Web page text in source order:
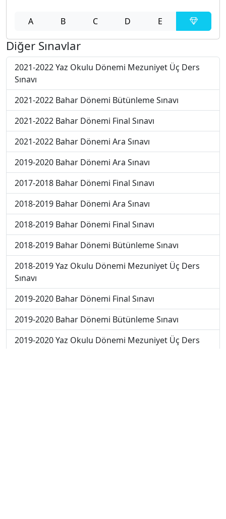
A B C D E
Diğer Sınavlar
2021-2022 Yaz Okulu Dönemi Mezuniyet Üç Ders
Sınavı
2021-2022 Bahar Dönemi Bütünleme Sınavı
2021-2022 Bahar Dönemi Final Sınavı
2021-2022 Bahar Dönemi Ara Sınavı
2019-2020 Bahar Dönemi Ara Sınavı
2017-2018 Bahar Dönemi Final Sınavı
2018-2019 Bahar Dönemi Ara Sınavı
2018-2019 Bahar Dönemi Final Sınavı
2018-2019 Bahar Dönemi Bütünleme Sınavı
2018-2019 Yaz Okulu Dönemi Mezuniyet Üç Ders
Sınavı
2019-2020 Bahar Dönemi Final Sınavı
2019-2020 Bahar Dönemi Bütünleme Sınavı
2019-2020 Yaz Okulu Dönemi Mezuniyet Üç Ders